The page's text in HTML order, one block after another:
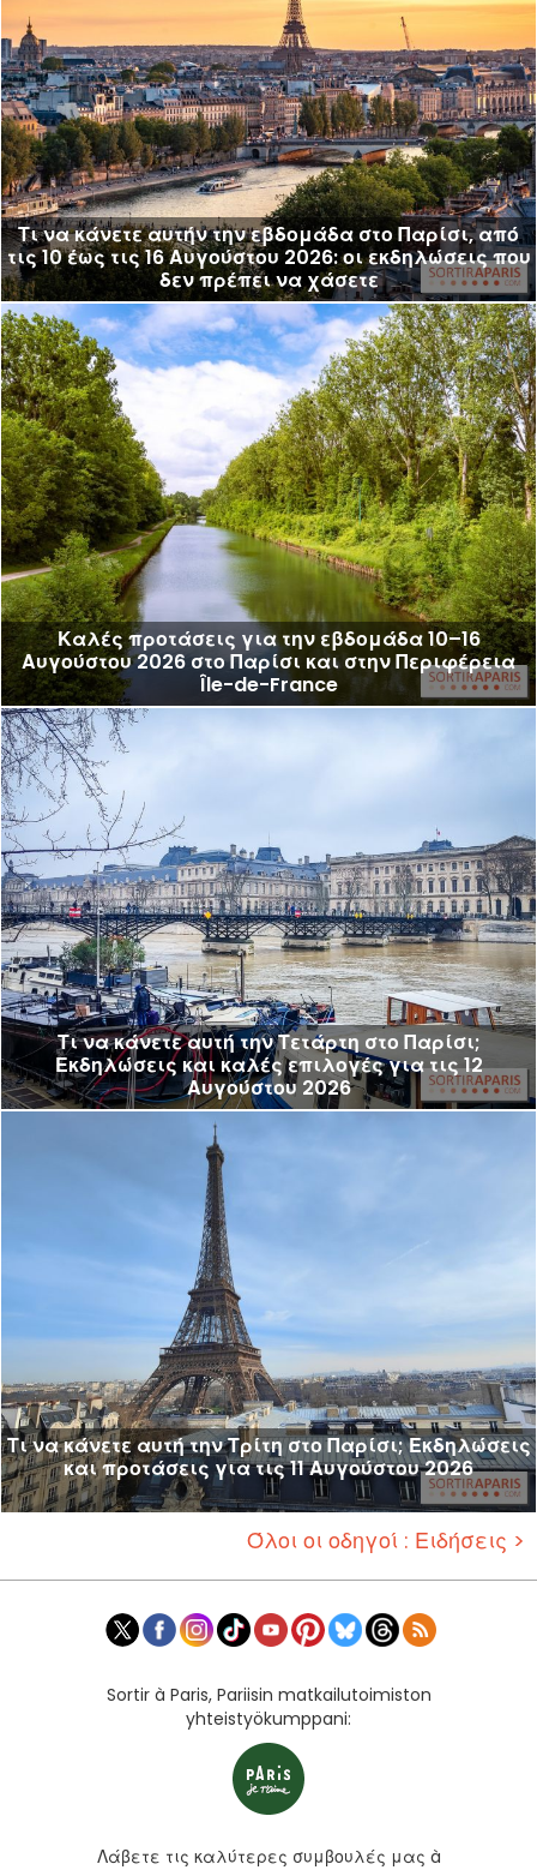
Τι να κάνετε αυτήν την εβδομάδα στο Παρίσι, από
τις 10 έως τις 16 Αυγούστου 2026: οι εκδηλώσεις που
δεν πρέπει να χάσετε
Καλές προτάσεις για την εβδομάδα 10–16
Αυγούστου 2026 στο Παρίσι και στην Περιφέρεια
Île-de-France
Τι να κάνετε αυτή την Τετάρτη στο Παρίσι;
Εκδηλώσεις και καλές επιλογές για τις 12
Αυγούστου 2026
Τι να κάνετε αυτή την Τρίτη στο Παρίσι; Εκδηλώσεις
και προτάσεις για τις 11 Αυγούστου 2026
Όλοι οι οδηγοί : Ειδήσεις >
Sortir à Paris, Pariisin matkailutoimiston
yhteistyökumppani:
Λάβετε τις καλύτερες συμβουλές μας à